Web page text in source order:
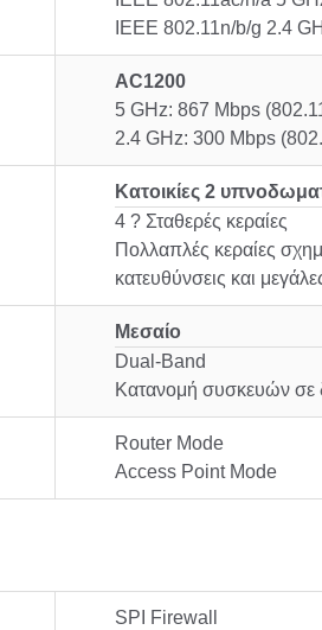
IEEE 802.11n/b/g 2.4
AC1200
5 GHz: 867 Mbps
2.4 GHz: 300 Mbps
Κατοικίες 2
4 ? Σταθερές κεραίες
Πολλαπλές κεραίες
κατευθύνσεις και
Μεσαίο
Dual-Band
Κατανομή συσκευών σε
Router Mode
Access Point Mode
SPI Firewall